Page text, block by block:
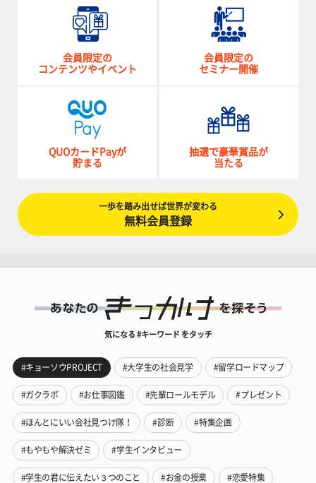
会員限定の
コンテンツやイベント
会員限定の
セミナー開催
QUOカードPayが
貯まる
抽選で豪華賞品が
当たる
一歩を踏み出せば世界が変わる
無料会員登録
気になる #キーワード をタッチ
#キョーソウPROJECT #大学生の社会見学 #留学ロードマップ
#ガクラボ #お仕事図鑑 #先輩ロールモデル #プレゼント
#ほんとにいい会社見つけ隊！ #診断 #特集企画
#もやもや解決ゼミ #学生インタビュー
#学生の君に伝えたい３つのこと #お金の授業 #恋愛特集